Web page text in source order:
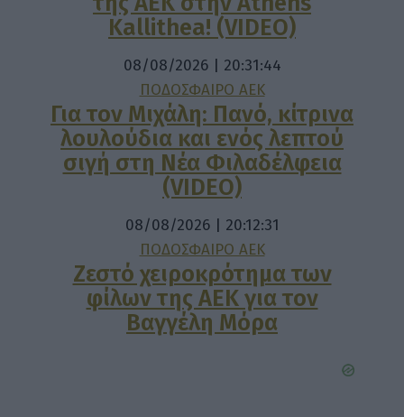
Kallithea! (VIDEO)
08/08/2026 | 20:31:44
ΠΟΔΟΣΦΑΙΡΟ ΑΕΚ
Για τον Μιχάλη: Πανό, κίτρινα
λουλούδια και ενός λεπτού
σιγή στη Νέα Φιλαδέλφεια
(VIDEO)
08/08/2026 | 20:12:31
ΠΟΔΟΣΦΑΙΡΟ ΑΕΚ
Ζεστό χειροκρότημα των
φίλων της ΑΕΚ για τον
Βαγγέλη Μόρα